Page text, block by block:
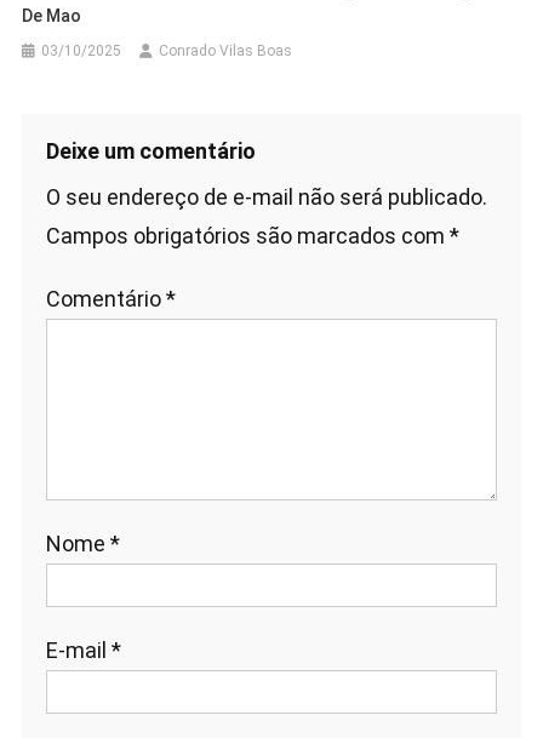
De Mao
03/10/2025 Conrado Vilas Boas
Deixe um comentário
O seu endereço de e-mail não será publicado.
Campos obrigatórios são marcados com *
Comentário*
Nome *
E-mail *